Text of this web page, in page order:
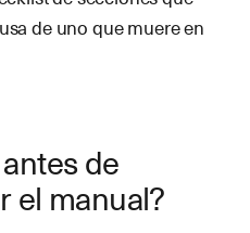
de uno que muere en
de
el manual?